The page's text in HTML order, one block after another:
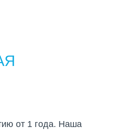
от 1 года. Наша